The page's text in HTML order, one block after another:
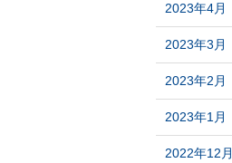
2023年4月
2023年3月
2023年2月
2023年1月
2022年12月